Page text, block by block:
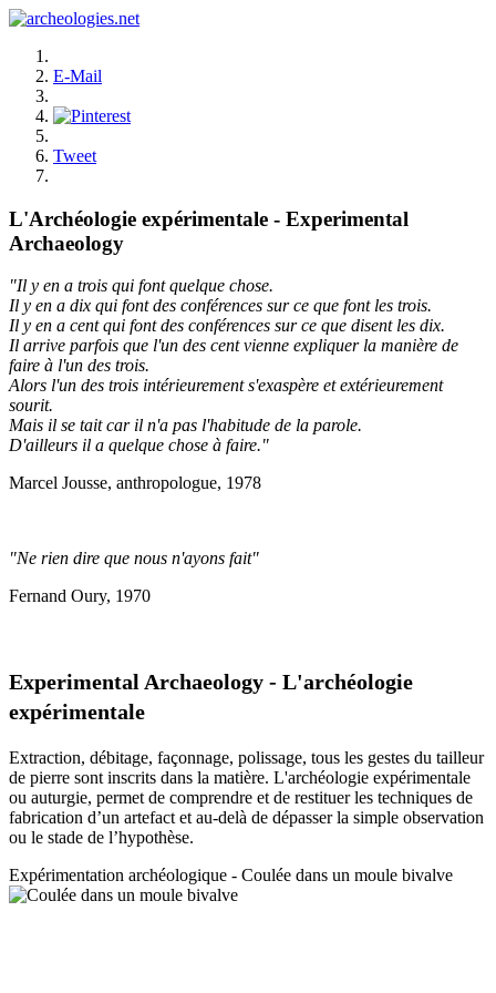
E-Mail
Tweet
L'Archéologie expérimentale - Experimental
Archaeology
"Il y en a trois qui font quelque chose.
Il y en a dix qui font des conférences sur ce que font les trois.
Il y en a cent qui font des conférences sur ce que disent les dix.
Il arrive parfois que l'un des cent vienne expliquer la manière de
faire à l'un des trois.
Alors l'un des trois intérieurement s'exaspère et extérieurement
sourit.
Mais il se tait car il n'a pas l'habitude de la parole.
D'ailleurs il a quelque chose à faire."
Marcel Jousse, anthropologue, 1978
"Ne rien dire que nous n'ayons fait"
Fernand Oury, 1970
Experimental Archaeology - L'archéologie
expérimentale
Extraction, débitage, façonnage, polissage, tous les gestes du tailleur
de pierre sont inscrits dans la matière. L'archéologie expérimentale
ou auturgie, permet de comprendre et de restituer les techniques de
fabrication d’un artefact et au-delà de dépasser la simple observation
ou le stade de l’hypothèse.
Expérimentation archéologique - Coulée dans un moule bivalve